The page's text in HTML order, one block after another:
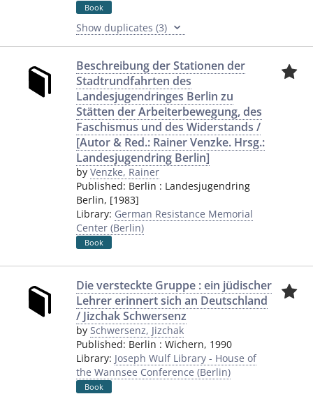
Book
Show duplicates (3)
Beschreibung der Stationen der
Stadtrundfahrten des
Landesjugendringes Berlin zu
Stätten der Arbeiterbewegung, des
Faschismus und des Widerstands /
[Autor & Red.: Rainer Venzke. Hrsg.:
Landesjugendring Berlin]
by Venzke, Rainer
Published: Berlin : Landesjugendring
Berlin, [1983]
Library: German Resistance Memorial
Center (Berlin)
Book
Die versteckte Gruppe : ein jüdischer
Lehrer erinnert sich an Deutschland
/ Jizchak Schwersenz
by Schwersenz, Jizchak
Published: Berlin : Wichern, 1990
Library: Joseph Wulf Library - House of
the Wannsee Conference (Berlin)
Book